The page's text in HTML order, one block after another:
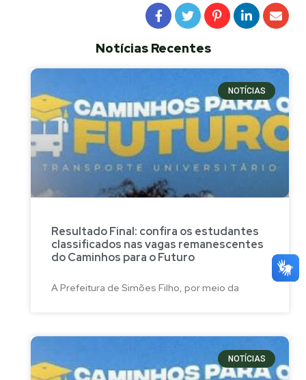
Notícias Recentes
NOTÍCIAS
Resultado Final: confira os estudantes
classificados nas vagas remanescentes
do Caminhos para o Futuro
A Prefeitura de Simões Filho, por meio da
NOTÍCIAS